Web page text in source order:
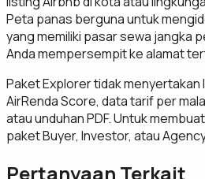
Peta panas berguna untuk
yang memiliki pasar sewa jangka
Anda mempersempit ke alamat
Paket Explorer tidak menyertakan
AirRenda Score, data tarif per
atau unduhan PDF. Untuk
paket Buyer, Investor, atau
Pertanyaan Terkait